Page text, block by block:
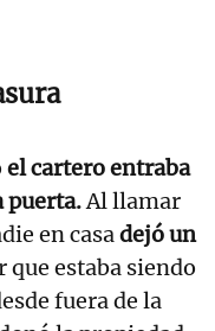
el cartero entraba
puerta.Al llamar
en casadejó un
que estaba siendo
fuera de la